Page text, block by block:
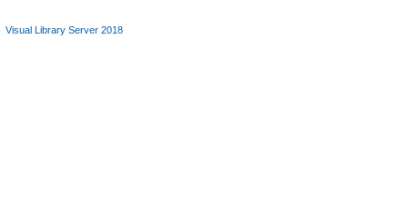
Visual Library Server 2018